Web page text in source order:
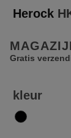
Herock
Gratis
kleur